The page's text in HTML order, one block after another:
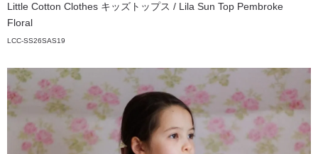
Little Cotton Clothes キッズトップス / Lila Sun Top Pembroke
Floral
LCC-SS26SAS19